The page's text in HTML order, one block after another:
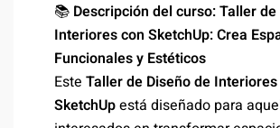
📚 Descripción del curso: Taller
Interiores con SketchUp: Crea
Funcionales y Estéticos
Este Taller de Diseño de
SketchUpestá diseñado para